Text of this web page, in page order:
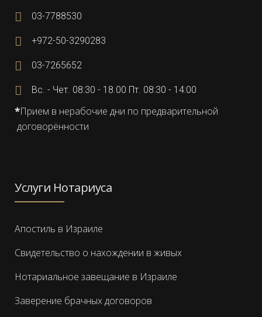
03-7788530
+972-50-3290283
03-7265652
Вс. - Чет. 08:30 - 18.00 Пт. 08:30 - 14:00
*Прием в нерабочие дни по предварительной
договорённости
Услуги Нотариуса
Апостиль в Израиле
Свидетельство о нахождении в живых
Нотариальное завещание в Израиле
Заверение брачных договоров